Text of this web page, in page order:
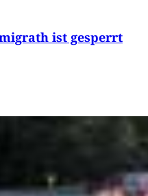
ist gesperrt